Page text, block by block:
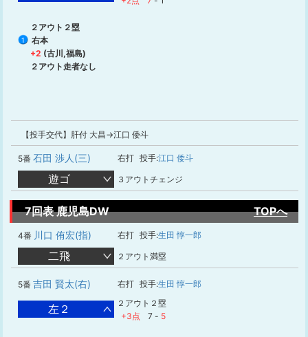
２アウト２塁
1
右本
+2 (古川,福島)
２アウト走者なし
【投手交代】肝付 大昌→江口 倭斗
5番 石田 渉人(三) 右打 投手:江口 倭斗
遊ゴ ３アウトチェンジ
7回表 鹿児島DW TOPへ
4番 川口 侑宏(指) 右打 投手:生田 惇一郎
二飛 ２アウト満塁
5番 吉田 賢太(右) 右打 投手:生田 惇一郎
左２
２アウト２塁
+3点
7 - 5